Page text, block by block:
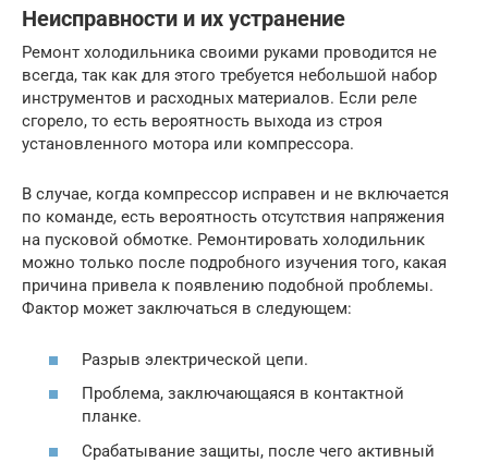
Неисправности и их устранение
Ремонт холодильника своими руками проводится не
всегда, так как для этого требуется небольшой набор
инструментов и расходных материалов. Если реле
сгорело, то есть вероятность выхода из строя
установленного мотора или компрессора.
В случае, когда компрессор исправен и не включается
по команде, есть вероятность отсутствия напряжения
на пусковой обмотке. Ремонтировать холодильник
можно только после подробного изучения того, какая
причина привела к появлению подобной проблемы.
Фактор может заключаться в следующем:
Разрыв электрической цепи.
Проблема, заключающаяся в контактной
планке.
Срабатывание защиты, после чего активный